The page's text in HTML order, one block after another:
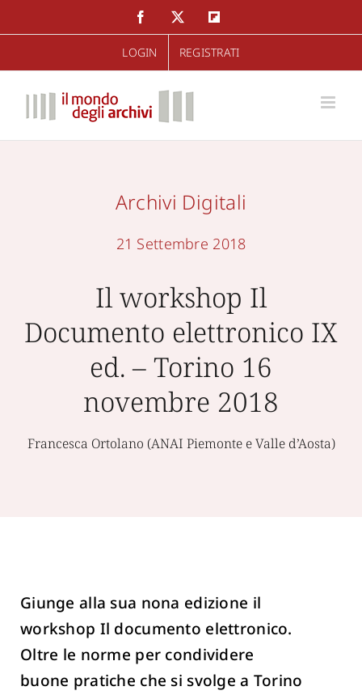
al
FacebookTwitter
LOGIN REGISTRATI
Archivi Digitali
21 Settembre 2018
Il workshop Il
Documento elettronico IX
ed. – Torino 16
novembre 2018
Francesca Ortolano (ANAI Piemonte e Valle d’Aosta)
Giunge alla sua nona edizione il
workshop Il documento elettronico.
Oltre le norme per condividere
buone pratiche che si svolge a Torino